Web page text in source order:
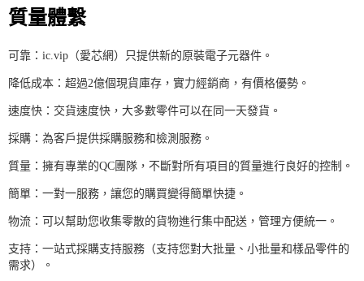
質量體繫
可靠：ic.vip（愛芯網）只提供新的原裝電子元器件。
降低成本：超過2億個現貨庫存，實力經銷商，有價格優勢。
速度快：交貨速度快，大多數零件可以在同一天發貨。
採購：為客戶提供採購服務和檢測服務。
質量：擁有專業的QC團隊，不斷對所有項目的質量進行良好的控制。
簡單：一對一服務，讓您的購買變得簡單快捷。
物流：可以幫助您收集零散的貨物進行集中配送，管理方便統一。
支持：一站式採購支持服務（支持您對大批量、小批量和樣品零件的
需求）。